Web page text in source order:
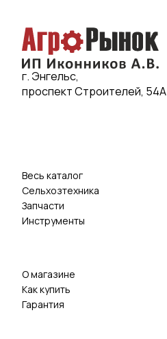
г. Энгельс,
проспект Строителей, 54А
Весь каталог
Сельхозтехника
Запчасти
Инструменты
О магазине
Как купить
Гарантия